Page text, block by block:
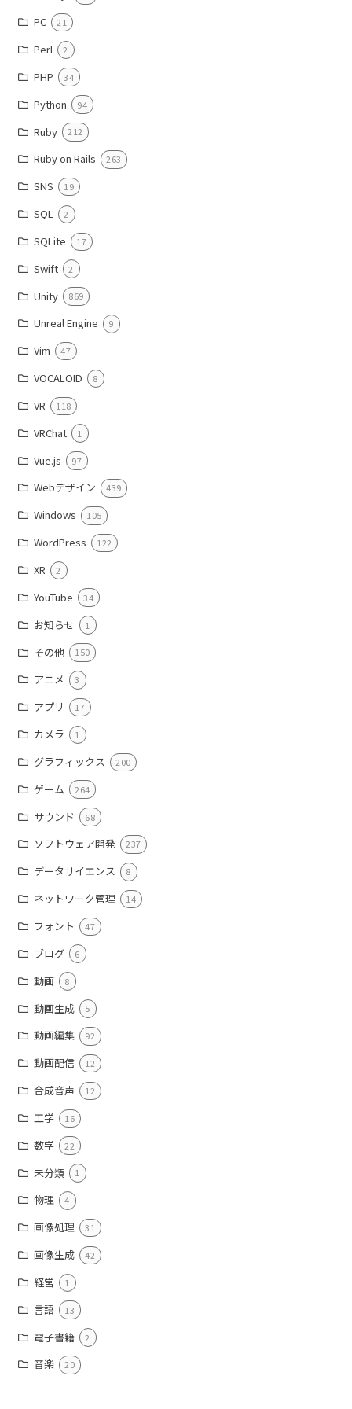
PC 21
Perl 2
PHP 34
Python 94
Ruby 212
Ruby on Rails 263
SNS 19
SQL 2
SQLite 17
Swift 2
Unity 869
Unreal Engine 9
Vim 47
VOCALOID 8
VR 118
VRChat 1
Vue.js 97
Webデザイン 439
Windows 105
WordPress 122
XR 2
YouTube 34
お知らせ 1
その他 150
アニメ 3
アプリ 17
カメラ 1
グラフィックス 200
ゲーム 264
サウンド 68
ソフトウェア開発 237
データサイエンス 8
ネットワーク管理 14
フォント 47
ブログ 6
動画 8
動画生成 5
動画編集 92
動画配信 12
合成音声 12
工学 16
数学 22
未分類 1
物理 4
画像処理 31
画像生成 42
経営 1
言語 13
電子書籍 2
音楽 20